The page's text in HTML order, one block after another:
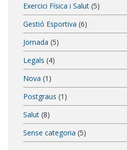
Exercici Física i Salut (5)
Gestió Esportiva (6)
Jornada (5)
Legals (4)
Nova (1)
Postgraus (1)
Salut (8)
Sense categoria (5)